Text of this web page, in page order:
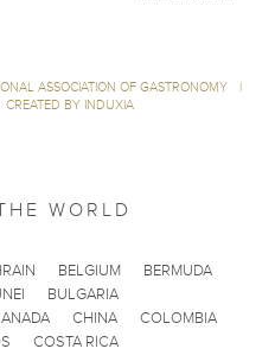
ASSOCIATION OF GASTRONOMY
|
CREATED BY INDUXIA
WORLD
BELGIUM
BERMUDA
BULGARIA
CHINA
COLOMBIA
COSTA RICA